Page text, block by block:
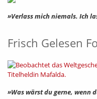
»Verlass mich niemals. Ich
Frisch Gelesen
»Was wärst du gerne, wenn